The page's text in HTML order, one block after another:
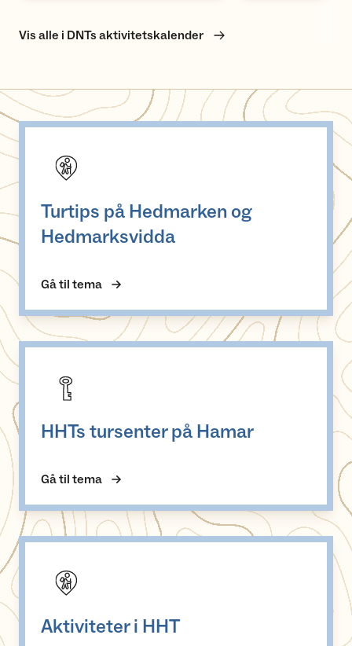
Vis alle i DNTs aktivitetskalender
Turtips på Hedmarken og
Hedmarksvidda
Gå til tema
HHTs tursenter på Hamar
Gå til tema
Aktiviteter i HHT